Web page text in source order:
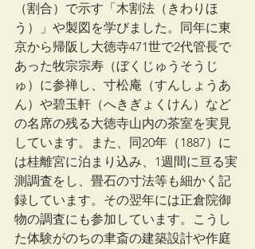
（割合）で示す「木割法（きわりほ
う）」や製図を学びました。同年に東
京から帰阪し大徳寺471世で2代管長で
あった牧宗宗寿（ぼくじゅうそうじ
ゅ）に参禅し、寸松庵（すんしょうあ
ん）や碧玉軒（へきぎょくけん）など
の名席の残る大徳寺山内の茶室を実見
しています。また、同20年（1887）に
は桂離宮に泊まり込み、1週間に亘る実
測調査をし、畳石の寸法等も細かく記
録しています。その翌年には正倉院御
物の調査にも参加しています。こうし
た体験がのちの聿斎の建築設計や作庭